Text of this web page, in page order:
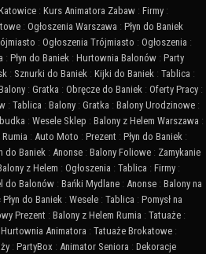
: Kurs Animatora Zabaw : Firmy :
: Ogłoszenia Warszawa : Płyn do Baniek
: Ogłoszenia Trójmiasto : Ogłoszenia :
: Płyn do Baniek : Hurtownia Balonów : Party
: Sznurki do Baniek : Kijki do Baniek : Tablica :
: Gratka : Obręcze do Baniek : Oferty Pracy :
: Tablica : Balony : Gratka : Balony Urodzinowe :
: Wesele Sklep : Balony z Helem Warszawa :
: Auto Moto : Prezent : Płyn do Baniek :
do Baniek : Anonse : Balony Foliowe : Zamykanie
z Helem : Ogłoszenia : Tablica : Firmy :
do Balonów : Bańki Mydlane : Anonse : Balony na
do Baniek : Wesele : Tablica : Pomysł na
Prezent : Balony z Helem Rumia : Tatuaże :
Hurtownia Animatora : Tatuaże Brokatowe :
: PartyBox : Animator Seniora : Dekoracje